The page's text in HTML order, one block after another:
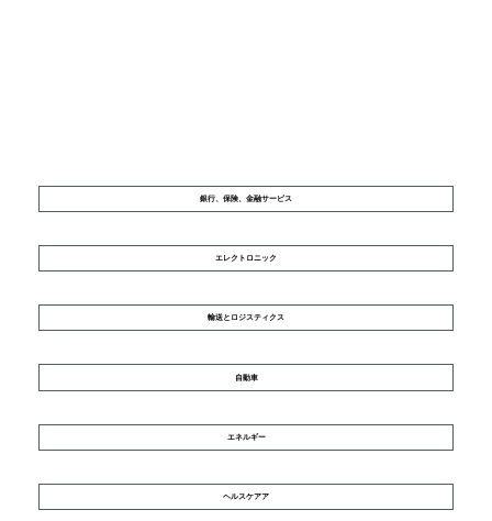
銀行、保険、金融サービス
エレクトロニック
輸送とロジスティクス
自動車
エネルギー
ヘルスケアア